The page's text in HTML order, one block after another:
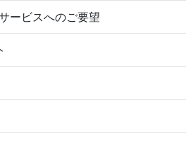
ービスへのご要望